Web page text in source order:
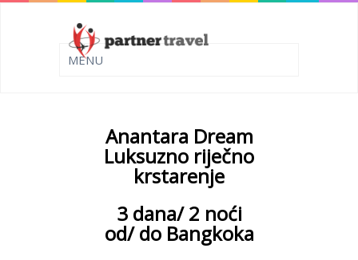
Anantara Dream
Luksuzno riječno
krstarenje
3 dana/ 2 noći
od/ do Bangkoka